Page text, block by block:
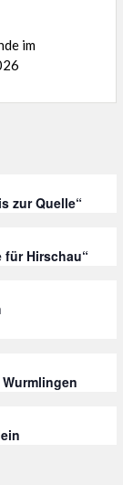
im
zur Quelle“
für Hirschau“